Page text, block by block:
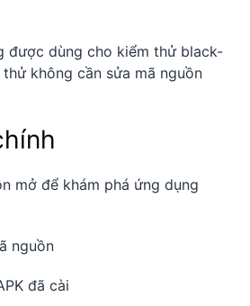
được dùng cho kiểm thử black-
không cần sửa mã nguồn
mở để khám phá ứng dụng
nguồn
đã cài